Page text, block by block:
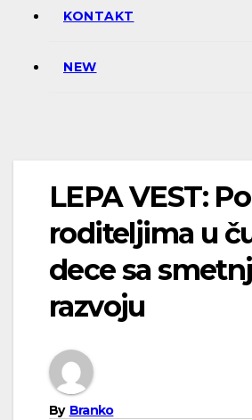
KONTAKT
NEW
LEPA VEST:
roditeljima u
dece sa
razvoju
By Branko